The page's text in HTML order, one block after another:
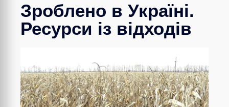
Зроблено в Україні.
Ресурси із відходів